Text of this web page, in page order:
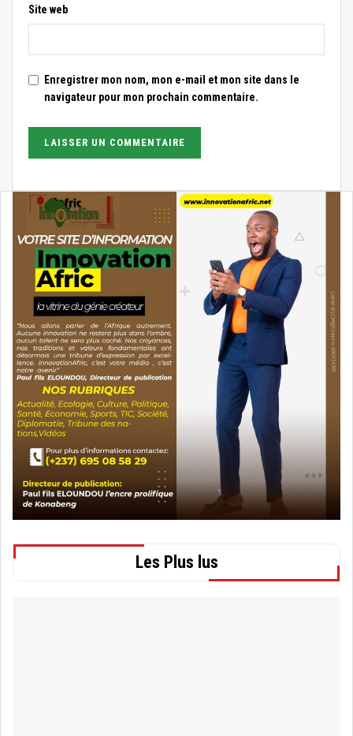
Site web
Enregistrer mon nom, mon e-mail et mon site dans le
navigateur pour mon prochain commentaire.
Les Plus lus